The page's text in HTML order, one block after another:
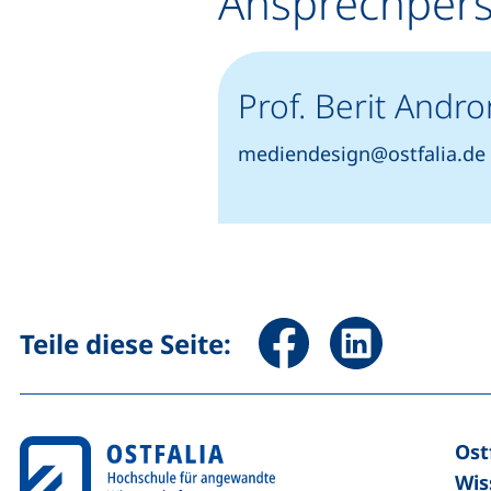
Prof. Berit
mediendesign@ostfalia.de
Teile diese Seite: Seite über Facebook
Seite über